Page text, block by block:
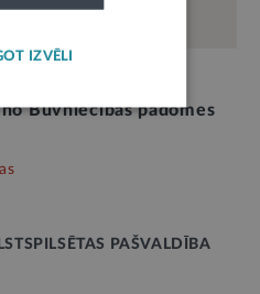
vēstule par E.
Būvniecības padomes
PAŠVALDĪBA
IZVĒLI